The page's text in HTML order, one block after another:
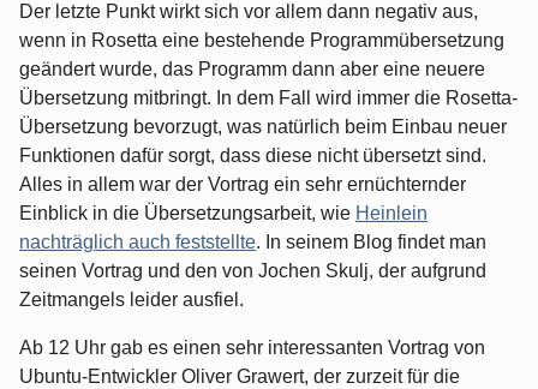
Der letzte Punkt wirkt sich vor allem dann negativ aus,
wenn in Rosetta eine bestehende Programmübersetzung
geändert wurde, das Programm dann aber eine neuere
Übersetzung mitbringt. In dem Fall wird immer die Rosetta-
Übersetzung bevorzugt, was natürlich beim Einbau neuer
Funktionen dafür sorgt, dass diese nicht übersetzt sind.
Alles in allem war der Vortrag ein sehr ernüchternder
Einblick in die Übersetzungsarbeit, wie Heinlein
nachträglich auch feststellte. In seinem Blog findet man
seinen Vortrag und den von Jochen Skulj, der aufgrund
Zeitmangels leider ausfiel.
Ab 12 Uhr gab es einen sehr interessanten Vortrag von
Ubuntu-Entwickler Oliver Grawert, der zurzeit für die